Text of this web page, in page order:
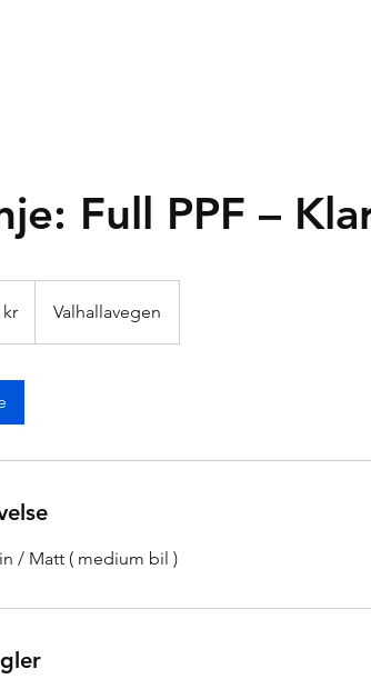
Full PPF –
kr Valhallavegen
/ Matt ( medium bil )